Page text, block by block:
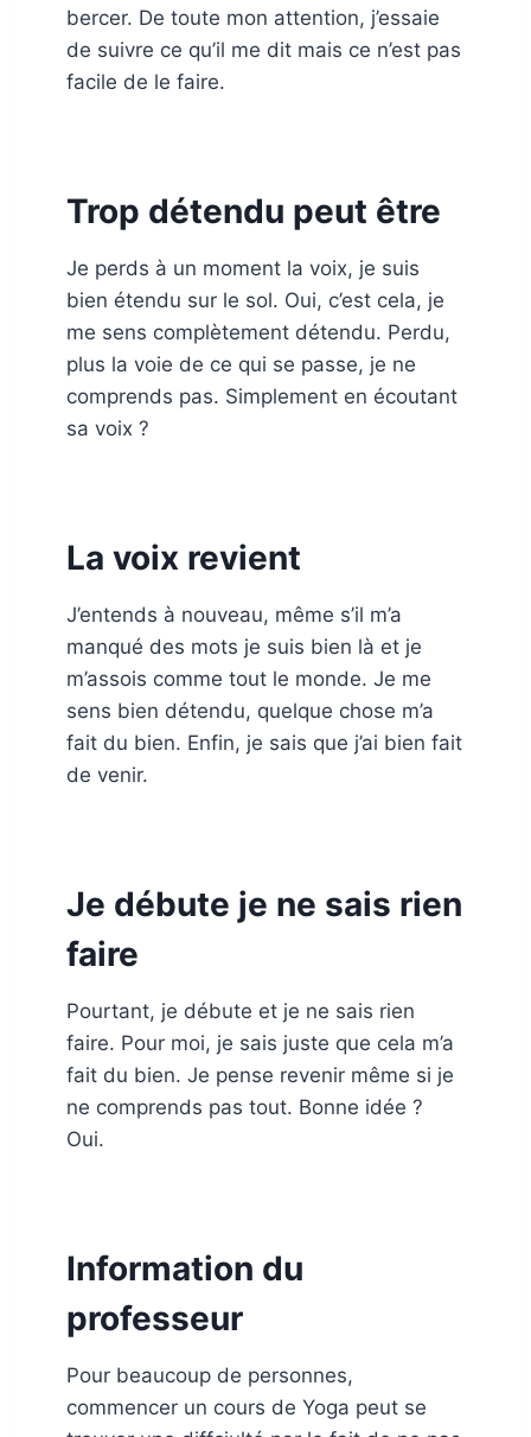
bercer. De toute mon attention, j’essaie
de suivre ce qu’il me dit mais ce n’est pas
facile de le faire.
Trop détendu peut être
Je perds à un moment la voix, je suis
bien étendu sur le sol. Oui, c’est cela, je
me sens complètement détendu. Perdu,
plus la voie de ce qui se passe, je ne
comprends pas. Simplement en écoutant
sa voix ?
La voix revient
J’entends à nouveau, même s’il m’a
manqué des mots je suis bien là et je
m’assois comme tout le monde. Je me
sens bien détendu, quelque chose m’a
fait du bien. Enfin, je sais que j’ai bien fait
de venir.
Je débute je ne sais rien
faire
Pourtant, je débute et je ne sais rien
faire. Pour moi, je sais juste que cela m’a
fait du bien. Je pense revenir même si je
ne comprends pas tout. Bonne idée ?
Oui.
Information du
professeur
Pour beaucoup de personnes,
commencer un cours de Yoga peut se